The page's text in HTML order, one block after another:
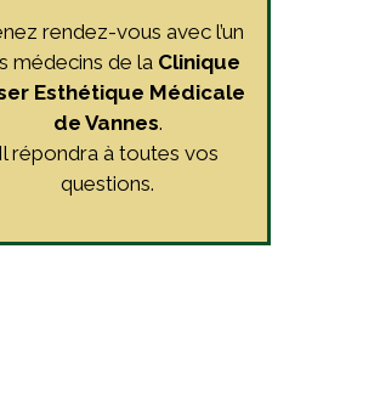
rendez-vous avec l’un
médecins de la Clinique
Esthétique Médicale
de Vannes.
Il répondra à toutes vos
questions.